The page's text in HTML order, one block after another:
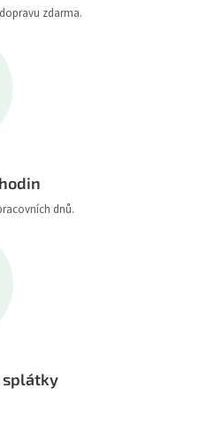
zdarma.
dnů.
splátky